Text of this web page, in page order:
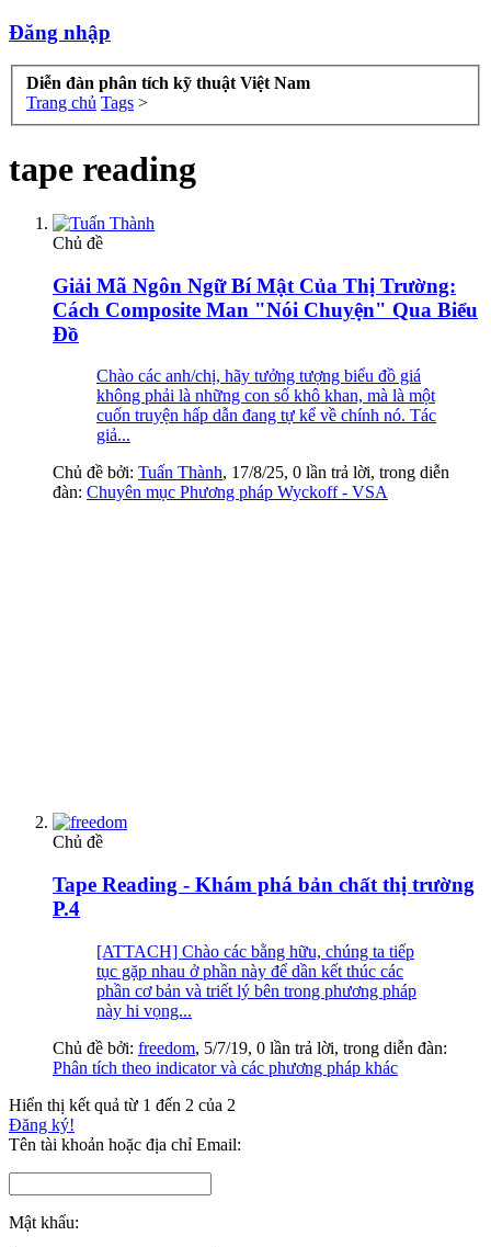
Đăng nhập
Diễn đàn phân tích kỹ thuật Việt Nam
Trang chủ Tags >
tape reading
Chủ đề
Giải Mã Ngôn Ngữ Bí Mật Của Thị Trường:
Cách Composite Man "Nói Chuyện" Qua Biểu
Đồ
Chào các anh/chị, hãy tưởng tượng biểu đồ giá
không phải là những con số khô khan, mà là một
cuốn truyện hấp dẫn đang tự kể về chính nó. Tác
giả...
Chủ đề bởi: Tuấn Thành, 17/8/25, 0 lần trả lời, trong diễn
đàn: Chuyên mục Phương pháp Wyckoff - VSA
Chủ đề
Tape Reading - Khám phá bản chất thị trường
P.4
[ATTACH] Chào các bằng hữu, chúng ta tiếp
tục gặp nhau ở phần này để dần kết thúc các
phần cơ bản và triết lý bên trong phương pháp
này hi vọng...
Chủ đề bởi: freedom, 5/7/19, 0 lần trả lời, trong diễn đàn:
Phân tích theo indicator và các phương pháp khác
Hiển thị kết quả từ 1 đến 2 của 2
Đăng ký!
Tên tài khoản hoặc địa chỉ Email:
Mật khẩu: